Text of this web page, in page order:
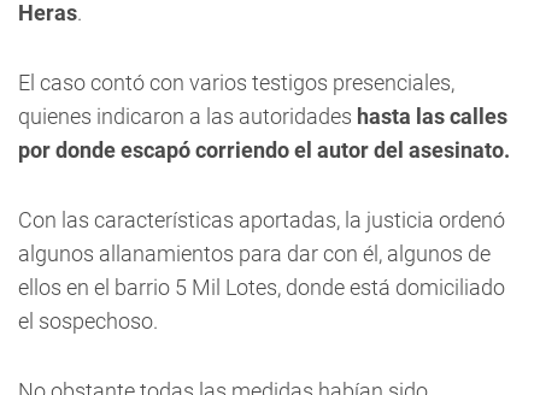
Heras.
El caso contó con varios testigos presenciales,
quienes indicaron a las autoridades hasta las calles
por donde escapó corriendo el autor del asesinato.
Con las características aportadas, la justicia ordenó
algunos allanamientos para dar con él, algunos de
ellos en el barrio 5 Mil Lotes, donde está domiciliado
el sospechoso.